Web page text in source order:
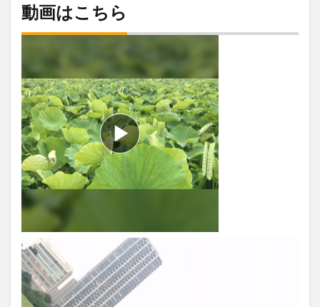
動画はこちら